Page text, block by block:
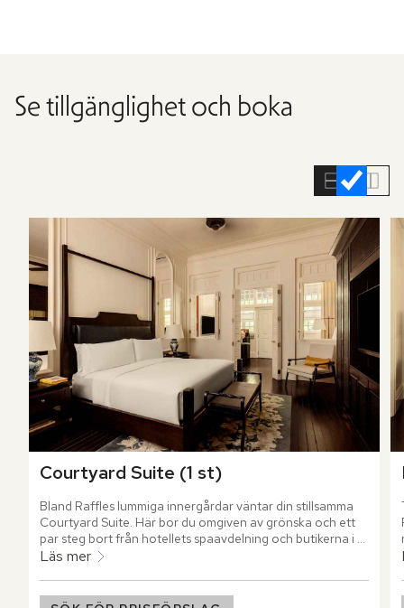
Se tillgänglighet och boka
Courtyard Suite (1 st)
Bland Raffles lummiga innergårdar väntar din stillsamma
Courtyard Suite. Här bor du omgiven av grönska och ett
par steg bort från hotellets spaavdelning och butikerna i
Raffles Arcade.
Läs mer